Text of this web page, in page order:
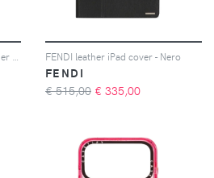
FENDI leather iPad cover - Nero
FENDI
€ 515,00 € 335,00